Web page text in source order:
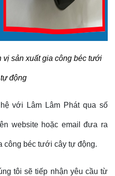
vị sản xuất gia công béc tưới
động
với Lâm Lâm Phát qua số
website hoặc email đưa ra
công béc tưới cây tự động.
tôi sẽ tiếp nhận yêu cầu từ